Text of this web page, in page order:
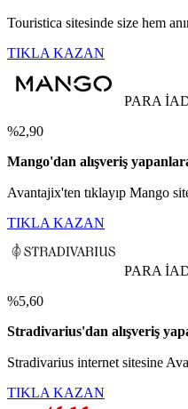
Touristica sitesinde size hem
TIKLA KAZAN
PARA
%2,90
Mango'dan alışveriş
Avantajix'ten tıklayıp Mango
TIKLA KAZAN
PARA
%5,60
Stradivarius'dan alışveriş
Stradivarius internet sitesine
TIKLA KAZAN